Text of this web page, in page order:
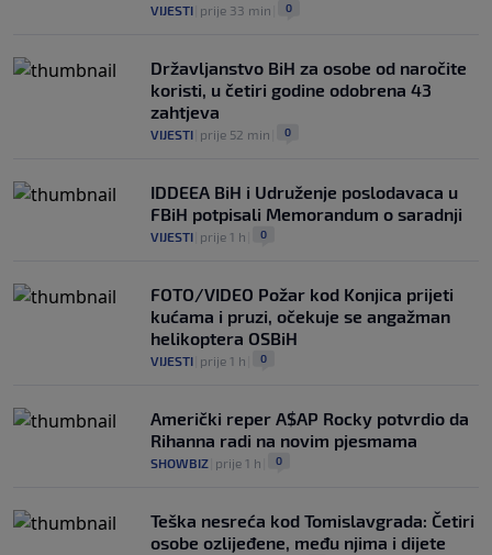
VIJESTI prije 33 min 0
Državljanstvo BiH za osobe od naročite
koristi, u četiri godine odobrena 43
zahtjeva
VIJESTI prije 52 min 0
IDDEEA BiH i Udruženje poslodavaca u
FBiH potpisali Memorandum o saradnji
VIJESTI prije 1 h 0
FOTO/VIDEO Požar kod Konjica prijeti
kućama i pruzi, očekuje se angažman
helikoptera OSBiH
VIJESTI prije 1 h 0
Američki reper A$AP Rocky potvrdio da
Rihanna radi na novim pjesmama
SHOWBIZ prije 1 h 0
Teška nesreća kod Tomislavgrada: Četiri
osobe ozlijeđene, među njima i dijete